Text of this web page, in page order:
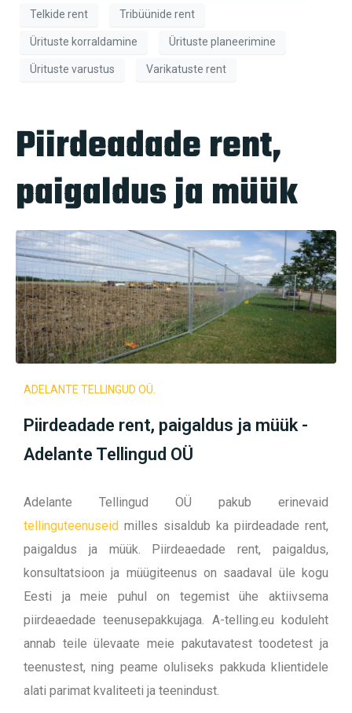
Telkide rent Tribüünide rent
Ürituste korraldamine Ürituste planeerimine
Ürituste varustus Varikatuste rent
Piirdeadade rent,
paigaldus ja müük
ADELANTE TELLINGUD OÜ.
Piirdeadade rent, paigaldus ja müük -
Adelante Tellingud OÜ
Adelante Tellingud OÜ pakub erinevaid
tellinguteenuseid milles sisaldub ka piirdeadade rent,
paigaldus ja müük. Piirdeaedade rent, paigaldus,
konsultatsioon ja müügiteenus on saadaval üle kogu
Eesti ja meie puhul on tegemist ühe aktiivsema
piirdeaedade teenusepakkujaga. A-telling.eu koduleht
annab teile ülevaate meie pakutavatest toodetest ja
teenustest, ning peame oluliseks pakkuda klientidele
alati parimat kvaliteeti ja teenindust.